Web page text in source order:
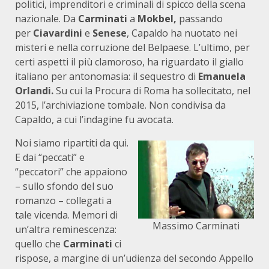
politici, imprenditori e criminali di spicco della scena
nazionale. Da Carminati a Mokbel, passando
per Ciavardini e Senese, Capaldo ha nuotato nei
misteri e nella corruzione del Belpaese. L’ultimo, per
certi aspetti il più clamoroso, ha riguardato il giallo
italiano per antonomasia: il sequestro di Emanuela
Orlandi.Su cui la Procura di Roma ha sollecitato, nel
2015, l’archiviazione tombale. Non condivisa da
Capaldo, a cui l’indagine fu avocata.
Massimo Carminati
Noi siamo ripartiti da qui.
E dai “peccati” e
“peccatori” che appaiono
– sullo sfondo del suo
romanzo – collegati a
tale vicenda. Memori di
un’altra reminescenza:
quello che Carminati ci
rispose, a margine di un’udienza del secondo Appello